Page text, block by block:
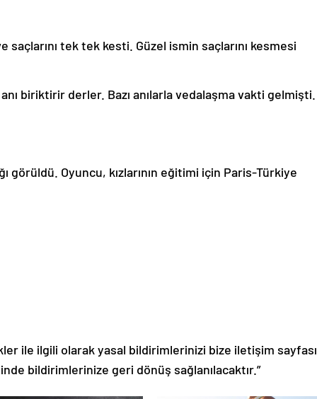
saçlarını tek tek kesti. Güzel ismin saçlarını kesmesi
biriktirir derler. Bazı anılarla vedalaşma vakti gelmişti.
görüldü. Oyuncu, kızlarının eğitimi için Paris-Türkiye
ile ilgili olarak yasal bildirimlerinizi bize iletişim sayfası
bildirimlerinize geri dönüş sağlanılacaktır.”